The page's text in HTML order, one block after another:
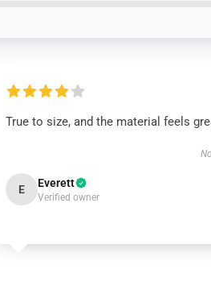
True to size, and the material feels
E Everett
Verified owner